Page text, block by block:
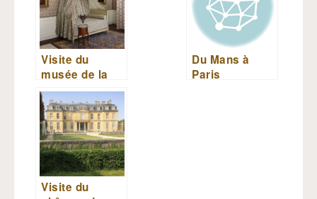
Visite du
musée de la
Toile de Jouy
Du Mans à
Paris
Visite du